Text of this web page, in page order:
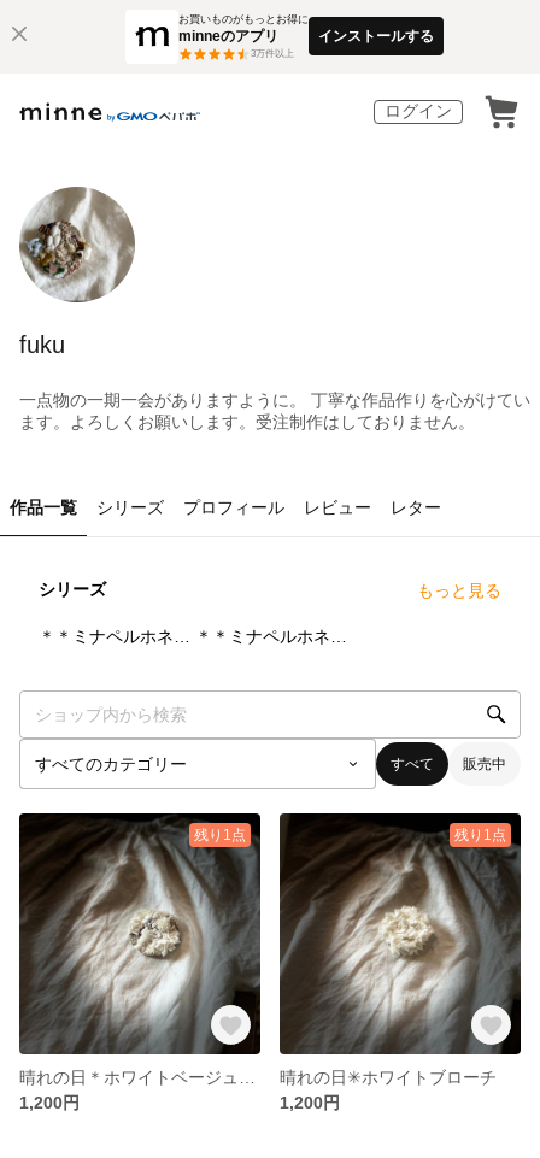
お買いものがもっとお得に
minneのアプリ
3万件以上
インストールする
ログイン
fuku
一点物の一期一会がありますように。 丁寧な作品作りを心がけてい
ます。よろしくお願いします。受注制作はしておりません。
作品一覧 シリーズ プロフィール レビュー レター
シリーズ もっと見る
すべて 販売中
残り1点
1,200円
残り1点
晴れの日✳︎ホワイトブローチ
1,200円